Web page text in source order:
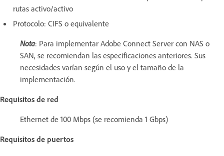
rutas activo/activo
Protocolo: CIFS o equivalente
Nota: Para implementar Adobe Connect Server con NAS o
SAN, se recomiendan las especificaciones anteriores. Sus
necesidades varían según el uso y el tamaño de la
implementación.
Requisitos de red
Ethernet de 100 Mbps (se recomienda 1 Gbps)
Requisitos de puertos